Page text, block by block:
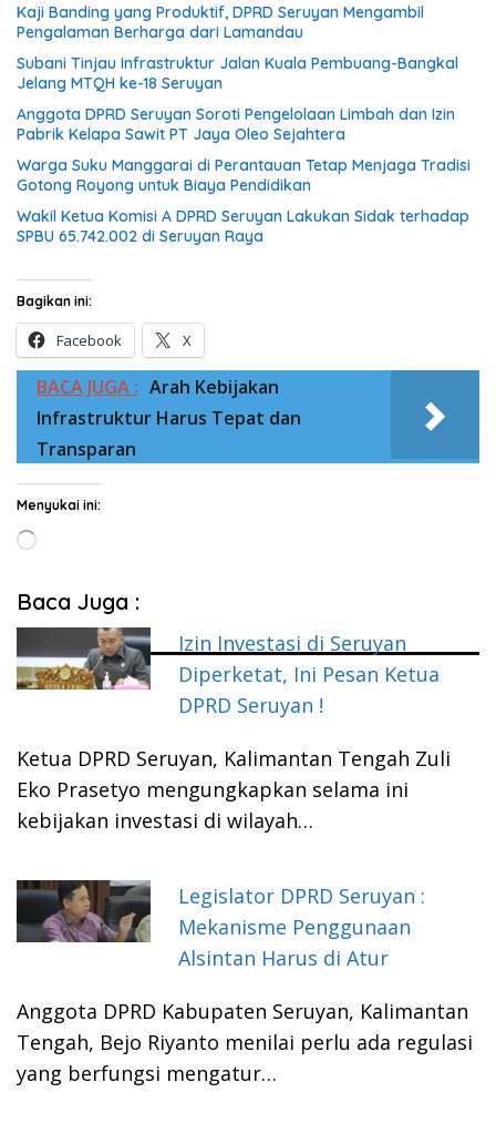
Kaji Banding yang Produktif, DPRD Seruyan Mengambil
Pengalaman Berharga dari Lamandau
Subani Tinjau Infrastruktur Jalan Kuala Pembuang-Bangkal
Jelang MTQH ke-18 Seruyan
Anggota DPRD Seruyan Soroti Pengelolaan Limbah dan Izin
Pabrik Kelapa Sawit PT Jaya Oleo Sejahtera
Warga Suku Manggarai di Perantauan Tetap Menjaga Tradisi
Gotong Royong untuk Biaya Pendidikan
Wakil Ketua Komisi A DPRD Seruyan Lakukan Sidak terhadap
SPBU 65.742.002 di Seruyan Raya
Bagikan ini:
Facebook X
BACA JUGA : Arah Kebijakan
Infrastruktur Harus Tepat dan
Transparan
Menyukai ini:
Memuat...
Baca Juga :
Izin Investasi di Seruyan
Diperketat, Ini Pesan Ketua
DPRD Seruyan !
Ketua DPRD Seruyan, Kalimantan Tengah Zuli
Eko Prasetyo mengungkapkan selama ini
kebijakan investasi di wilayah…
Legislator DPRD Seruyan :
Mekanisme Penggunaan
Alsintan Harus di Atur
Anggota DPRD Kabupaten Seruyan, Kalimantan
Tengah, Bejo Riyanto menilai perlu ada regulasi
yang berfungsi mengatur…